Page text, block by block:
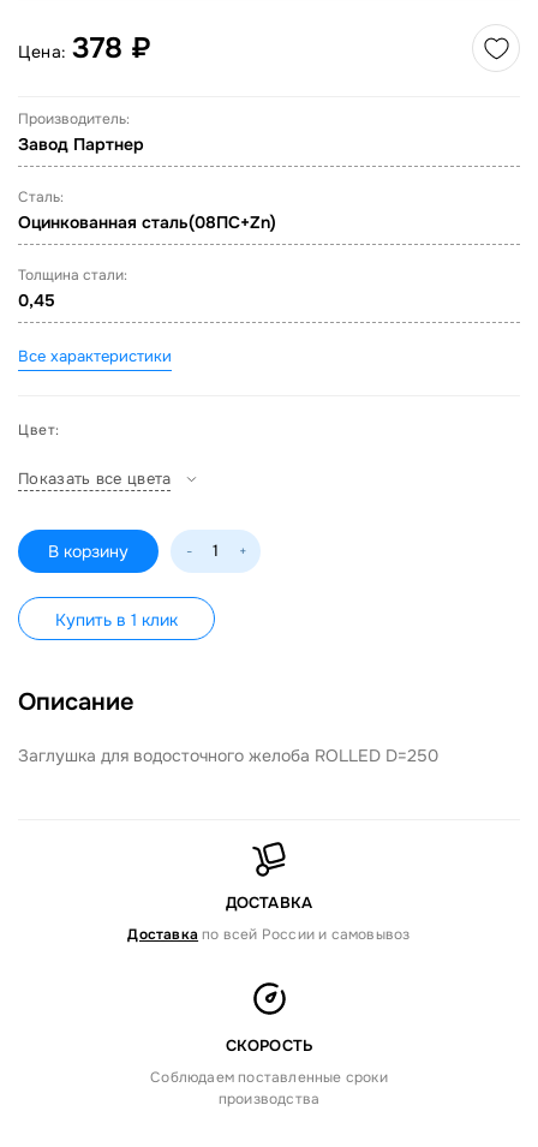
Цена: 378 ₽
Производитель:
Завод Партнер
Сталь:
Оцинкованная сталь(08ПС+Zn)
Толщина стали:
0,45
Все характеристики
Цвет:
Показать все цвета
В корзину - +
Купить в 1 клик
Описание
Заглушка для водосточного желоба ROLLED D=250
ДОСТАВКА
Доставка по всей России и самовывоз
СКОРОСТЬ
Соблюдаем поставленные сроки
производства